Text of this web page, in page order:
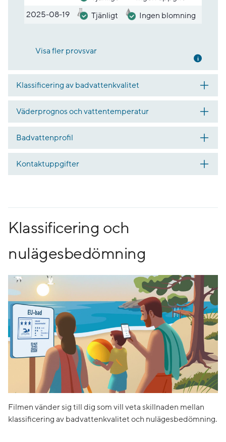
2025-08-19
Tjänligt Ingen blomning
Visa fler provsvar Mer
Klassificering av badvattenkvalitet
Väderprognos och vattentemperatur
Badvattenprofil
Kontaktuppgifter
Klassificering och
nulägesbedömning
Filmen vänder sig till dig som vill veta skillnaden mellan
klassificering av badvattenkvalitet och nulägesbedömning.